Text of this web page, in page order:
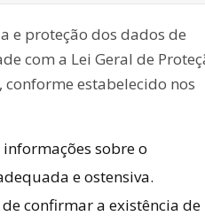
e proteção dos dados de
com a Lei Geral de
conforme estabelecido nos
sobre o
e ostensiva.
confirmar a existência de